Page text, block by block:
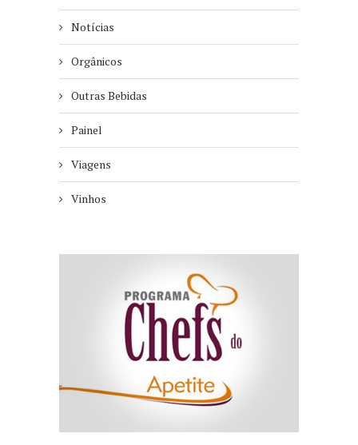
Notícias
Orgânicos
Outras Bebidas
Painel
Viagens
Vinhos